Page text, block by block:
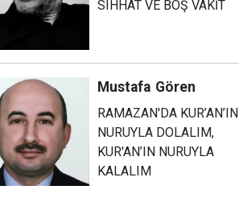
SIHHAT VE BOŞ VAKİT
Mustafa Gören
RAMAZAN'DA KUR’AN’IN
NURUYLA DOLALIM,
KUR'AN’IN NURUYLA
KALALIM